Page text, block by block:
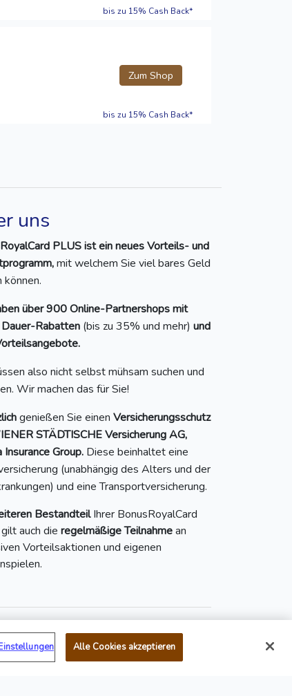
bis zu 15% Cash Back*
Zum Shop
bis zu 15% Cash Back*
uns
PLUS ist ein neues Vorteils- und
mit welchem Sie viel bares Geld
können.
über 900 Online-Partnershops mit
Rabatten (bis zu 35% und mehr) und
also nicht selbst mühsam suchen und
Wir machen das für Sie!
genießen Sie einen Versicherungsschutz
STÄDTISCHE Versicherung AG,
Insurance Group. Diese beinhaltet eine
(unabhängig des Alters und der
und eine Transportversicherung.
BestandteilIhrer BonusRoyalCard
auch die regelmäßige Teilnahmean
Vorteilsaktionen und eigenen
Alle Cookies akzeptieren